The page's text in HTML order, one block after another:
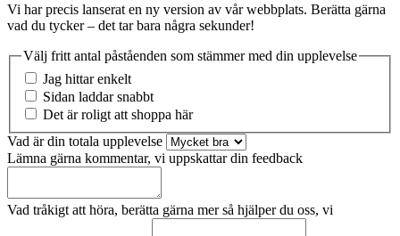
Vi har precis lanserat en ny version av vår webbplats. Berätta gärna
vad du tycker – det tar bara några sekunder!
Välj fritt antal påståenden som stämmer med din upplevelse
Jag hittar enkelt
Sidan laddar snabbt
Det är roligt att shoppa här
Vad är din totala upplevelse
Lämna gärna kommentar, vi uppskattar din feedback
Vad tråkigt att höra, berätta gärna mer så hjälper du oss, vi